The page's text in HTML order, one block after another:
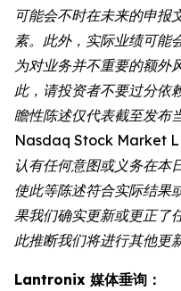
可能会不时在未来的申报
素。此外，实际业绩可能
为对业务并不重要的额外
此，请投资者不要过分依
瞻性陈述仅代表截至发布
Nasdaq Stock Market
认有任何意图或义务在本
使此等陈述符合实际结果
果我们确实更新或更正了
此推断我们将进行其他更
Lantronix 媒体垂询：